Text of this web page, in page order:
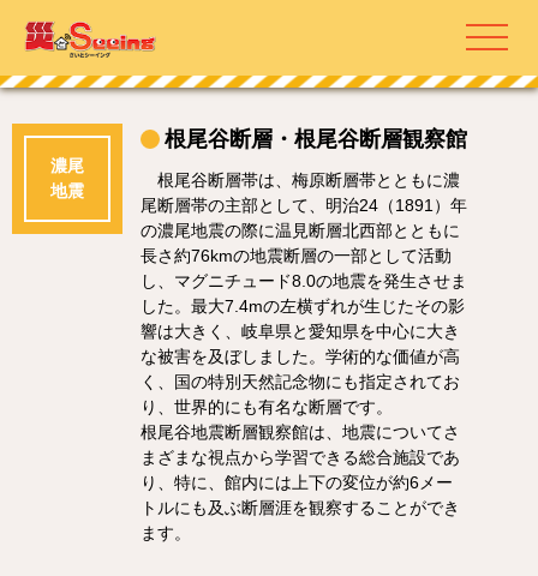
濃尾
地震
根尾谷断層・根尾谷断層観察館
根尾谷断層帯は、梅原断層帯とともに濃
尾断層帯の主部として、明治24（1891）年
の濃尾地震の際に温見断層北西部とともに
長さ約76kmの地震断層の一部として活動
し、マグニチュード8.0の地震を発生させま
した。最大7.4mの左横ずれが生じたその影
響は大きく、岐阜県と愛知県を中心に大き
な被害を及ぼしました。学術的な価値が高
く、国の特別天然記念物にも指定されてお
り、世界的にも有名な断層です。
根尾谷地震断層観察館は、地震についてさ
まざまな視点から学習できる総合施設であ
り、特に、館内には上下の変位が約6メー
トルにも及ぶ断層涯を観察することができ
ます。